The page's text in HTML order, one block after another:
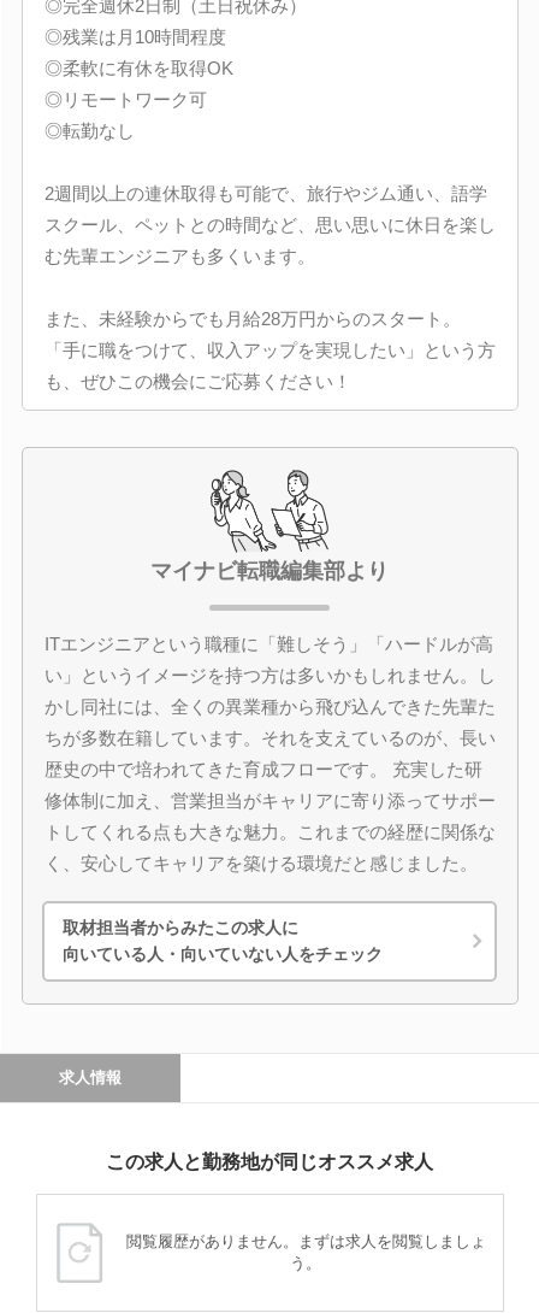
◎完全週休2日制（土日祝休み）
◎残業は月10時間程度
◎柔軟に有休を取得OK
◎リモートワーク可
◎転勤なし
2週間以上の連休取得も可能で、旅行やジム通い、語学
スクール、ペットとの時間など、思い思いに休日を楽し
む先輩エンジニアも多くいます。
また、未経験からでも月給28万円からのスタート。
「手に職をつけて、収入アップを実現したい」という方
も、ぜひこの機会にご応募ください！
マイナビ転職編集部より
ITエンジニアという職種に「難しそう」「ハードルが高
い」というイメージを持つ方は多いかもしれません。し
かし同社には、全くの異業種から飛び込んできた先輩た
ちが多数在籍しています。それを支えているのが、長い
歴史の中で培われてきた育成フローです。 充実した研
修体制に加え、営業担当がキャリアに寄り添ってサポー
トしてくれる点も大きな魅力。これまでの経歴に関係な
く、安心してキャリアを築ける環境だと感じました。
取材担当者からみたこの求人に
向いている人・向いていない人をチェック
求人情報
この求人と勤務地が同じオススメ求人
閲覧履歴がありません。まずは求人を閲覧しましょ
う。